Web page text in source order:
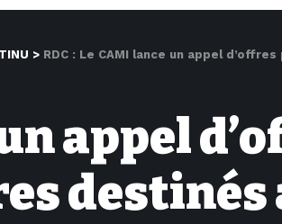
> RDC : Le CAMI lance un appel d’offres
appel